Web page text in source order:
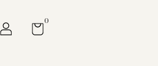
Porta Óculos
0